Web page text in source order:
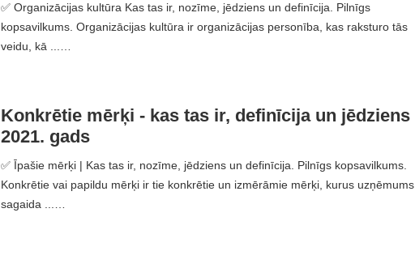
✅ Organizācijas kultūra Kas tas ir, nozīme, jēdziens un definīcija. Pilnīgs
kopsavilkums. Organizācijas kultūra ir organizācijas personība, kas raksturo tās
veidu, kā ...…
Konkrētie mērķi - kas tas ir, definīcija un jēdziens
2021. gads
✅ Īpašie mērķi | Kas tas ir, nozīme, jēdziens un definīcija. Pilnīgs kopsavilkums.
Konkrētie vai papildu mērķi ir tie konkrētie un izmērāmie mērķi, kurus uzņēmums
sagaida ...…